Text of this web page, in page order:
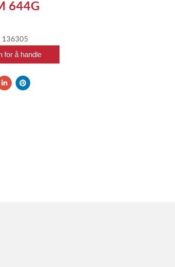
644G
136305
for å handle